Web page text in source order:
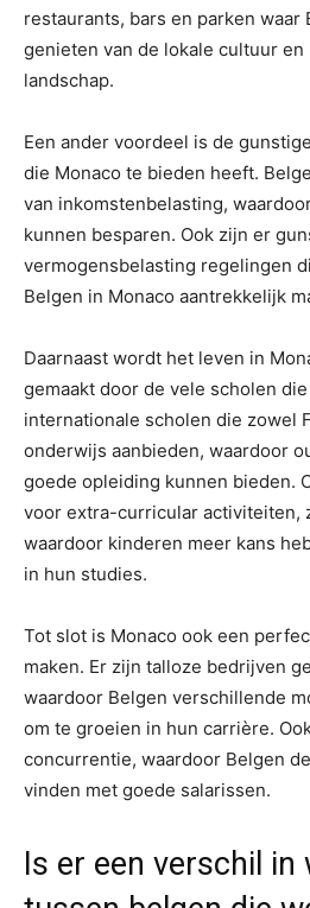
restaurants, bars en parken waar
genieten van de lokale cultuur en
landschap.
Een ander voordeel is de
die Monaco te bieden heeft.
van inkomstenbelasting,
kunnen besparen. Ook zijn er
vermogensbelasting regelingen
Belgen in Monaco aantrekkelijk
Daarnaast wordt het leven in
gemaakt door de vele scholen
internationale scholen die zowel
onderwijs aanbieden, waardoor
goede opleiding kunnen bieden.
voor extra-curricular activiteiten,
waardoor kinderen meer kans
in hun studies.
Tot slot is Monaco ook een
maken. Er zijn talloze bedrijven
waardoor Belgen verschillende
om te groeien in hun carrière.
concurrentie, waardoor Belgen
vinden met goede salarissen.
Is er een verschil in